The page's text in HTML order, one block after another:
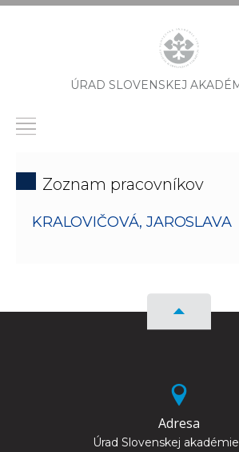
ÚRAD SLOVENSKEJ
Zoznam pracovníkov
KRALOVIČOVÁ, JAROSLAVA
Adresa
Úrad Slovenskej